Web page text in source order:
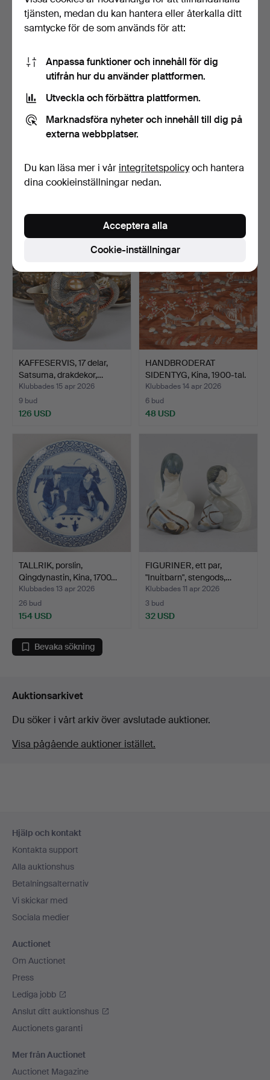
22 USD 37 USD
Kina, 1900-tal.
Klubbades 28 apr 2026
bl.a, keramik & m…
Klubbades 24 apr 2026
KAFFESERVIS, 17 delar,
Satsuma, drakdekor,…
Klubbades 15 apr 2026
9 bud
126 USD
HANDBRODERAT
SIDENTYG, Kina, 1900-tal.
Klubbades 14 apr 2026
6 bud
48 USD
TALLRIK, porslin,
Qingdynastin, Kina, 1700…
Klubbades 13 apr 2026
26 bud
154 USD
FIGURINER, ett par,
"Inuitbarn", stengods,…
Klubbades 11 apr 2026
3 bud
32 USD
Bevaka sökning
Auktionsarkivet
Du söker i vårt arkiv över avslutade auktioner.
Visa pågående auktioner istället.
Hjälp och kontakt
Kontakta support
Alla auktionshus
Betalningsalternativ
Vi skickar med
Sociala medier
Auctionet
Om Auctionet
Press
Lediga jobb
Anslut ditt auktionshus
Auctionets garanti
Mer från Auctionet
Auctionet Magazine
tjänsten, medan du kan hantera eller återkalla ditt
samtycke för de som används för att:
Anpassa funktioner och innehåll för dig
utifrån hur du använder plattformen.
Utveckla och förbättra plattformen.
Marknadsföra nyheter och innehåll till dig på
externa webbplatser.
Du kan läsa mer i vår integritetspolicyoch hantera
dina cookieinställningar nedan.
Cookie-inställningar
Acceptera alla